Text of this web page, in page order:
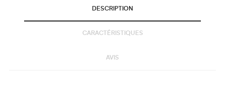
DESCRIPTION
CARACTÉRISTIQUES
AVIS